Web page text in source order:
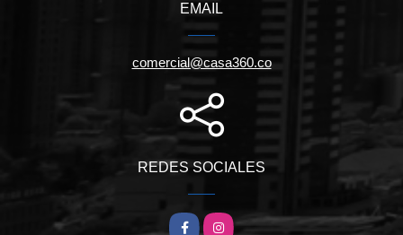
EMAIL
comercial@casa360.co
REDES SOCIALES
FacebookInstagram